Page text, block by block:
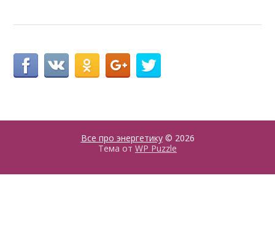
Все про энергетику© 2026
Тема от WP Puzzle